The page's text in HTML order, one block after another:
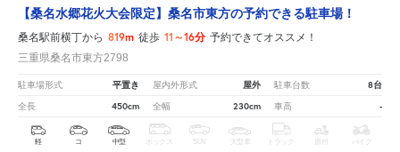
【桑名水郷花火大会限定】桑名市東方の予約できる駐車場！
桑名駅前横丁から 819m 徒歩 11～16分 予約できてオススメ！
三重県桑名市東方2798
駐車場形式 平置き 屋内外形式 屋外 駐車台数 8台
全長 450cm 全幅 230cm 車高 -
軽 コ 中型 ボックス SUV 大型車 トラック 原付 バイク